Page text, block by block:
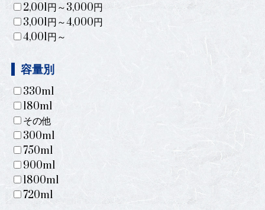
2,001円～3,000円
3,001円～4,000円
4,001円～
容量別
330ml
180ml
その他
300ml
750ml
900ml
1800ml
720ml